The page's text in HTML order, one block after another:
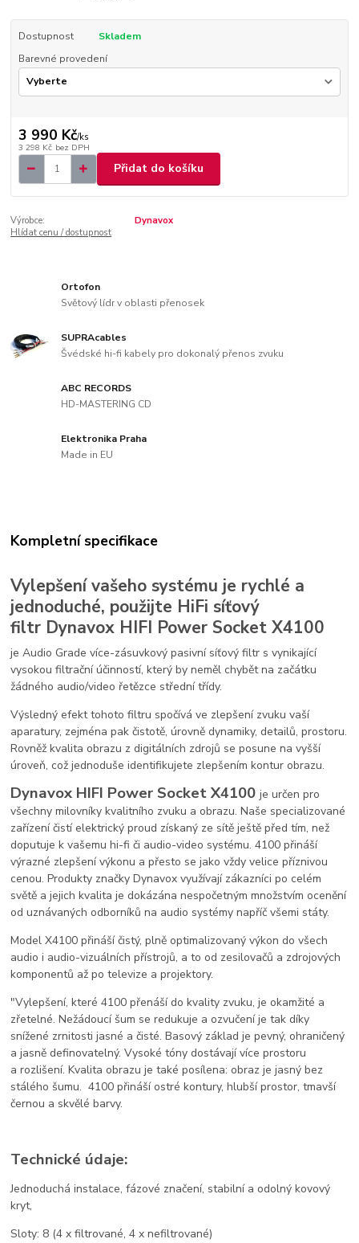
Dostupnost
Skladem
Barevné provedení
3 990 Kč/ks
3 298 Kč bez DPH
Přidat do košíku
Výrobce:
Dynavox
Hlídat cenu / dostupnost
Ortofon
Světový lídr v oblasti přenosek
SUPRAcables
Švédské hi-fi kabely pro dokonalý přenos zvuku
ABC RECORDS
HD-MASTERING CD
Elektronika Praha
Made in EU
Kompletní specifikace
Vylepšení vašeho systému je rychlé a
jednoduché, použijte HiFi síťový
filtr Dynavox HIFI Power Socket X4100
je Audio Grade více-zásuvkový pasivní síťový filtr s vynikající
vysokou filtrační účinností, který by neměl chybět na začátku
žádného audio/video řetězce střední třídy.
Výsledný efekt tohoto filtru spočívá ve zlepšení zvuku vaší
aparatury, zejména pak čistotě, úrovně dynamiky, detailů, prostoru.
Rovněž kvalita obrazu z digitálních zdrojů se posune na vyšší
úroveň, což jednoduše identifikujete zlepšením kontur obrazu.
Dynavox HIFI Power Socket X4100je určen pro
všechny milovníky kvalitního zvuku a obrazu.Naše specializované
zařízení čistí elektrický proud získaný ze sítěještě před tím, než
doputuje k vašemu hi-fi či audio-video systému. 4100 přináší
výrazné zlepšení výkonu a přesto se jako vždy velice příznivou
cenou. Produkty značky Dynavox využívají zákazníci po celém
světě a jejich kvalita je dokázána nespočetným množstvím ocenění
od uznávaných odborníků na audio systémy napříč všemi státy.
Model X4100 přináší čistý, plně optimalizovaný výkon do všech
audio i audio-vizuálních přístrojů, a to od zesilovačů a zdrojových
komponentů až po televize a projektory.
"Vylepšení, které 4100 přenáší do kvality zvuku, je okamžité a
zřetelné.Nežádoucí šum se redukuje a ozvučení je tak díky
snížené zrnitosti jasné a čisté. Basový základ je pevný, ohraničený
a jasně definovatelný. Vysoké tóny dostávají více prostoru
a rozlišení. Kvalita obrazu je také posílena: obraz je jasný bez
stálého šumu. 4100 přináší ostré kontury, hlubší prostor, tmavší
černou a skvělé barvy.
Technické údaje:
Jednoduchá instalace, fázové značení, stabilní a odolný kovový
kryt,
Sloty: 8 (4 x filtrované, 4 x nefiltrované)